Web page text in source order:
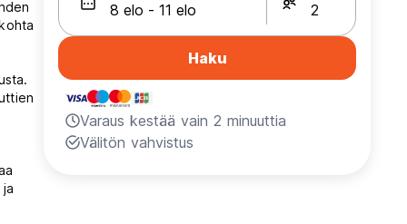
Haku
Varaus kestää vain 2 minuuttia
Välitön vahvistus